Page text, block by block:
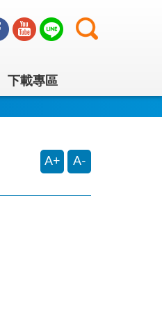
下載專區
A+ A-